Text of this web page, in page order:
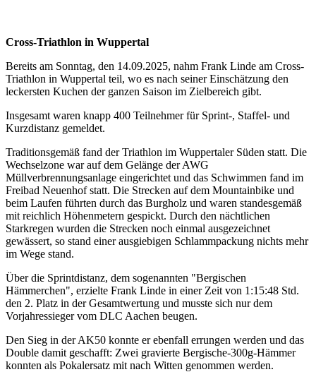
Cross-Triathlon in Wuppertal
Bereits am Sonntag, den 14.09.2025, nahm Frank Linde am Cross-
Triathlon in Wuppertal teil, wo es nach seiner Einschätzung den
leckersten Kuchen der ganzen Saison im Zielbereich gibt.
Insgesamt waren knapp 400 Teilnehmer für Sprint-, Staffel- und
Kurzdistanz gemeldet.
Traditionsgemäß fand der Triathlon im Wuppertaler Süden statt. Die
Wechselzone war auf dem Gelänge der AWG
Müllverbrennungsanlage eingerichtet und das Schwimmen fand im
Freibad Neuenhof statt. Die Strecken auf dem Mountainbike und
beim Laufen führten durch das Burgholz und waren standesgemäß
mit reichlich Höhenmetern gespickt. Durch den nächtlichen
Starkregen wurden die Strecken noch einmal ausgezeichnet
gewässert, so stand einer ausgiebigen Schlammpackung nichts mehr
im Wege stand.
Über die Sprintdistanz, dem sogenannten "Bergischen
Hämmerchen", erzielte Frank Linde in einer Zeit von 1:15:48 Std.
den 2. Platz in der Gesamtwertung und musste sich nur dem
Vorjahressieger vom DLC Aachen beugen.
Den Sieg in der AK50 konnte er ebenfall errungen werden und das
Double damit geschafft: Zwei gravierte Bergische-300g-Hämmer
konnten als Pokalersatz mit nach Witten genommen werden.